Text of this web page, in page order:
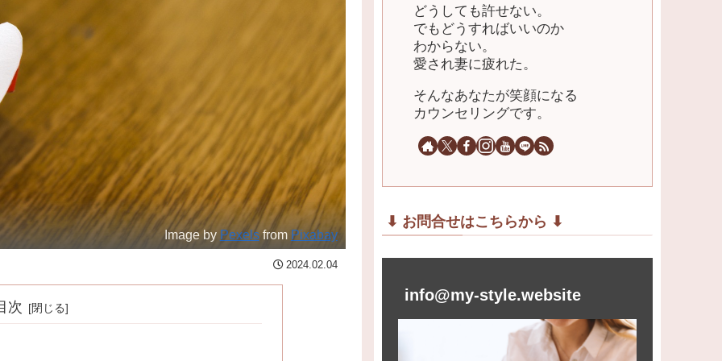
Image by Pexelsfrom Pixabay
2024.02.04
次
どうしても許せない。
でもどうすればいいのか
わからない。
愛され妻に疲れた。
そんなあなたが笑顔になる
カウンセリングです。
⬇︎ お問合せはこちらから ⬇︎
info@my-style.website